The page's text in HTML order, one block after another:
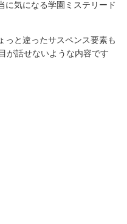
に気になる学園ミステリード
っと違ったサスペンス要素も
が話せないような内容です